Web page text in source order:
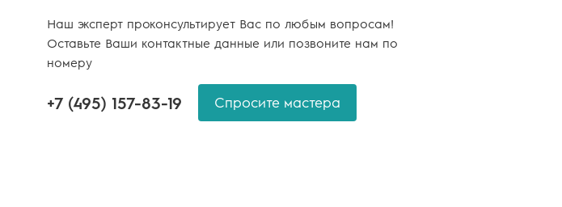
Наш эксперт проконсультирует Вас по любым вопросам!
Оставьте Ваши контактные данные или позвоните нам по
номеру
+7 (495) 157-83-19 Спросите мастера